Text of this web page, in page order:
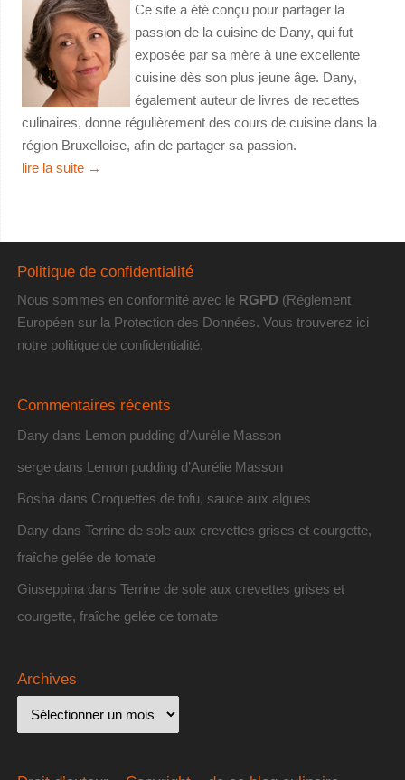
Ce site a été conçu pour partager la
passion de la cuisine de Dany, qui fut
exposée par sa mère à une excellente
cuisine dès son plus jeune âge. Dany,
également auteur de livres de recettes
culinaires, donne régulièrement des cours de cuisine dans la
région Bruxelloise, afin de partager sa passion.
lire la suite →
Politique de confidentialité
Nous sommes en conformité avec le RGPD (Réglement
Européen sur la Protection des Données. Vous trouverez ici
notre politique de confidentialité.
Commentaires récents
Dany dans Lemon pudding d’Aurélie Masson
sergedans Lemon pudding d’Aurélie Masson
Boshadans Croquettes de tofu, sauce aux algues
Dany dans Terrine de sole aux crevettes grises et courgette,
fraîche gelée de tomate
Giuseppinadans Terrine de sole aux crevettes grises et
courgette, fraîche gelée de tomate
Archives